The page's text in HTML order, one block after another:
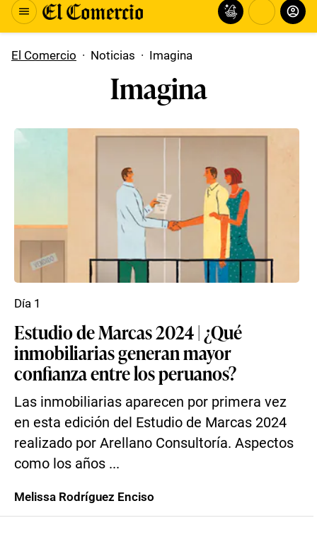
El Comercio · Noticias · Imagina
Imagina
Estudio de Marcas 2024 | ¿Qué
inmobiliarias generan mayor
confianza entre los peruanos?
Las inmobiliarias aparecen por primera vez
en esta edición del Estudio de Marcas 2024
realizado por Arellano Consultoría. Aspectos
como los años ...
Día 1
Melissa Rodríguez Enciso